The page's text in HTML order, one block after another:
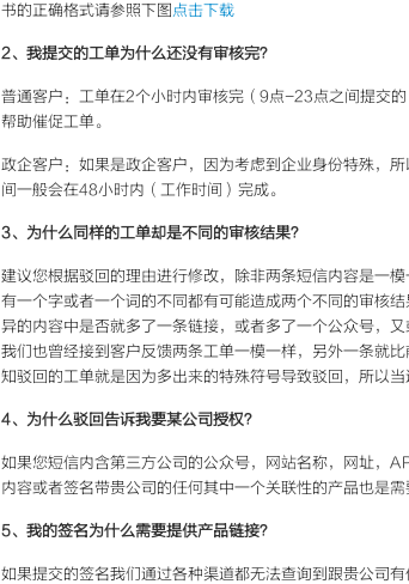
书的正确格式请参照下图点击下载
2、我提交的工单为什么还没有审核完？
普通客户：工单在2个小时内审核完（9点-23点之间提交
帮助催促工单。
政企客户：如果是政企客户，因为考虑到企业身份特殊，
间一般会在48小时内（工作时间）完成。
3、为什么同样的工单却是不同的审核结果？
建议您根据驳回的理由进行修改，除非两条短信内容是一
有一个字或者一个词的不同都有可能造成两个不同的审核
异的内容中是否就多了一条链接，或者多了一个公众号，
我们也曾经接到客户反馈两条工单一模一样，另外一条就
知驳回的工单就是因为多出来的特殊符号导致驳回，所以
4、为什么驳回告诉我要某公司授权？
如果您短信内含第三方公司的公众号，网站名称，网址，
内容或者签名带贵公司的任何其中一个关联性的产品也是需
5、我的签名为什么需要提供产品链接？
如果提交的签名我们通过各种渠道都无法查询到跟贵公司